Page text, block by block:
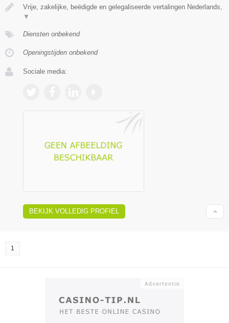
Vrije, zakelijke, beëdigde en gelegaliseerde vertalingen Nederlands,
▼
Diensten onbekend
Openingstijden onbekend
Sociale media:
BEKIJK VOLLEDIG PROFIEL
1